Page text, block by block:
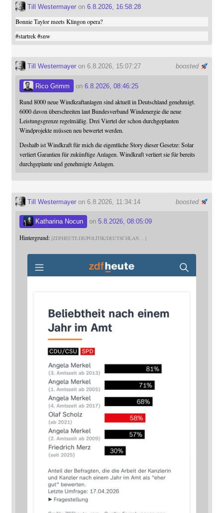
Till Westermayeron 6.8.2026, 16:58:28
Bonnie Taylor meets Klingon opera?
#startrek #snw
boosted
Till Westermayeron 6.8.2026, 15:07:27
Rico Grimm on 6.8.2026, 08:46:25
Rund 8000 neue Windkraftanlagen sind aktuell in Deutschland genehmigt.
6000 davon überschreiten laut Bundesverband Windenergie die neue
Leistungsgrenze regelmäßig. Drei Viertel der schon durchgeplanten
Windprojekte müssen neu bewertet werden.
Deshalb ist Windkraft für mich die eigentliche Story dieser Gesetze: Solar
verliert Garantien für zukünftige Anlagen. Windkraft verliert sie für bereits
durchgeplante und genehmigte Anlagen.
boosted
Till Westermayeron 6.8.2026, 11:34:14
Katharina Nocun on 5.8.2026, 08:05:09
Hintergrund: ZDFHEUTE.DE/POLITIK/DEUTSCHLAN